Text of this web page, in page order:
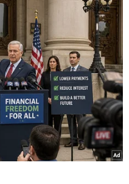
(TTXVN/Vietnam+)